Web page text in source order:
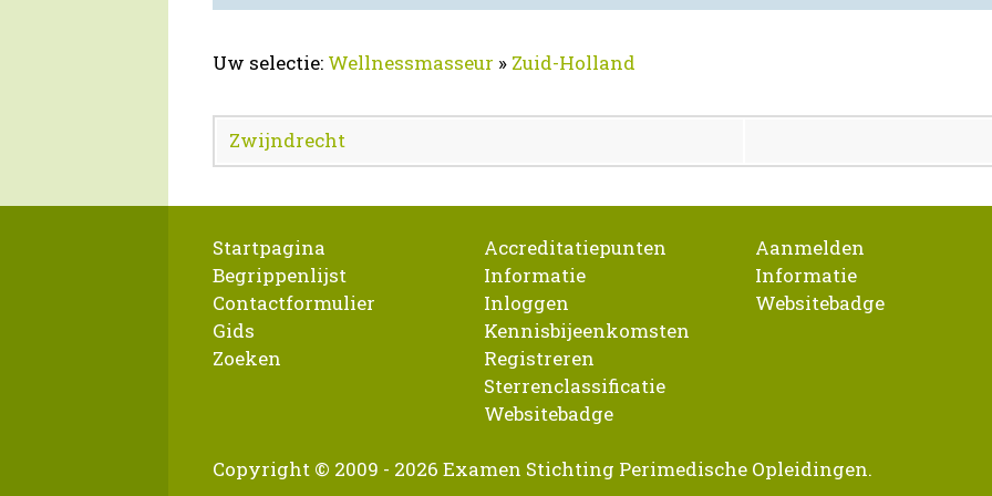
Uw selectie: Wellnessmasseur » Zuid-Holland
Zwijndrecht
Startpagina
Begrippenlijst
Contactformulier
Gids
Zoeken
Accreditatiepunten
Informatie
Inloggen
Kennisbijeenkomsten
Registreren
Sterrenclassificatie
Websitebadge
Aanmelden
Informatie
Websitebadge
Copyright © 2009 - 2026 Examen Stichting Perimedische Opleidingen.